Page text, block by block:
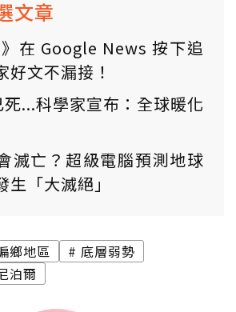
文章
在 Google News 按下追
好文不漏接！
死...科學家宣布：全球暖化
滅亡？超級電腦預測地球
「大滅絕」
鄉地區
底層弱勢
泊爾